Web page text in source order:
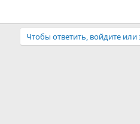
Чтобы ответить, войдите или